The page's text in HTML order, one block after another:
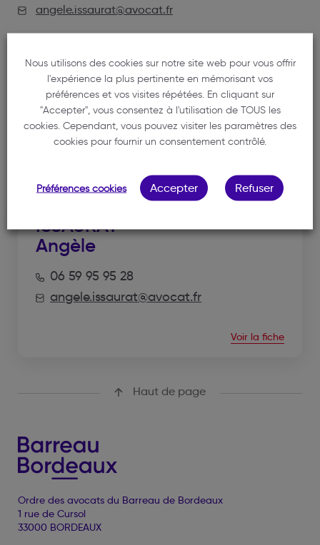
angele.issaurat@avocat.fr
NOTRE MEMBRE
ISSAURAT
Angèle
06 59 95 95 28
angele.issaurat@avocat.fr
Voir la fiche
Haut de page
Ordre des avocats du Barreau de Bordeaux
1 rue de Cursol
33000 BORDEAUX
Nous utilisons des cookies sur notre site web pour vous offrir
l'expérience la plus pertinente en mémorisant vos
préférences et vos visites répétées. En cliquant sur
"Accepter", vous consentez à l'utilisation de TOUS les
cookies. Cependant, vous pouvez visiter les paramètres des
cookies pour fournir un consentement contrôlé.
Préférences cookies Accepter Refuser